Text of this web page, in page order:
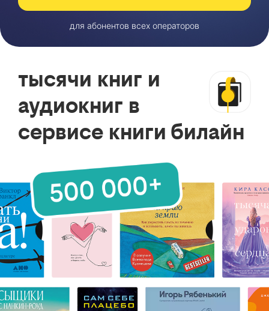
для абонентов всех операторов
тысячи книг и
аудиокниг в
сервисе книги билайн